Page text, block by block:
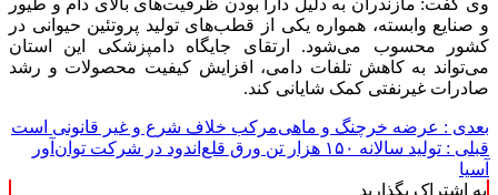
وی گفت: مازندران به دلیل دارا بودن ظرفیت‌های بالای دام و طیور
و صنایع وابسته، همواره یکی از قطب‌های تولید پروتئین حیوانی در
کشور محسوب می‌شود. ارتقای جایگاه دامپزشکی این استان
می‌تواند به کاهش تلفات دامی، افزایش کیفیت محصولات و رشد
صادرات غیرنفتی کمک شایانی کند.
بعدی : عرضه خرچنگ و ماهی‌مرکب خلاف شرع و غیر قانونی است
قبلی :
تولید سالانه ۱۵۰ هزار تن ورق قلع‌اندود در شرکت توان‌آور
آسیا
به اشتراک بگذارید